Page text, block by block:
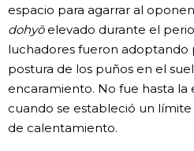
espacio para agarrar al
dohyōelevado durante el
luchadores fueron adoptando
postura de los puños en el
encaramiento. No fue hasta la
cuando se estableció un
de calentamiento.